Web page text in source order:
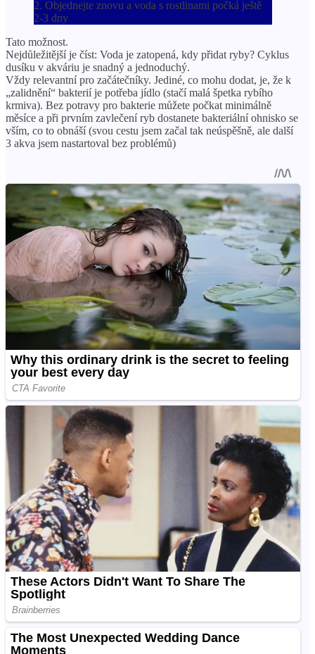
2. Objednejte znovu a voda s rostlinami počká ještě
2-3 dny
Tato možnost.
Nejdůležitější je číst: Voda je zatopená, kdy přidat ryby? Cyklus
dusíku v akváriu je snadný a jednoduchý.
Vždy relevantní pro začátečníky. Jediné, co mohu dodat, je, že k
„zalidnění“ bakterií je potřeba jídlo (stačí malá špetka rybího
krmiva). Bez potravy pro bakterie můžete počkat minimálně
měsíce a při prvním zavlečení ryb dostanete bakteriální ohnisko se
vším, co to obnáší (svou cestu jsem začal tak neúspěšně, ale další
3 akva jsem nastartoval bez problémů)